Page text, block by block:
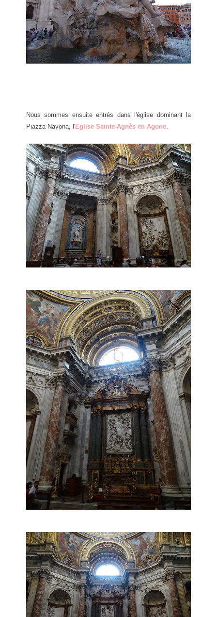
Nous sommes ensuite entrés dans l'église dominant la
Piazza Navona, l'Eglise Sainte-Agnès en Agone